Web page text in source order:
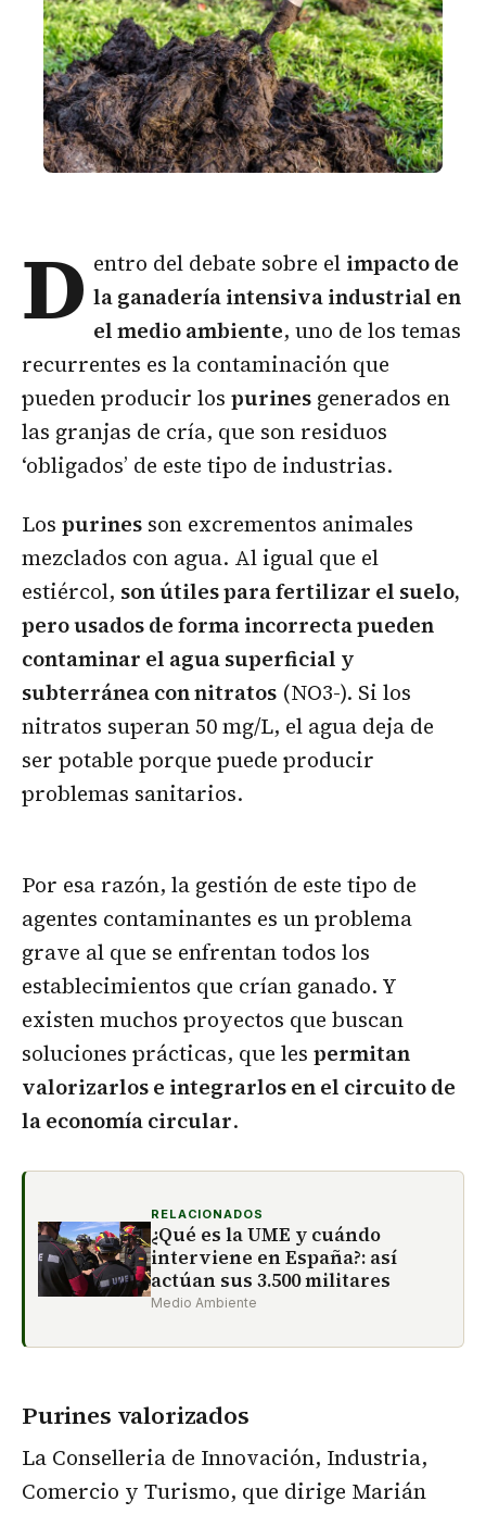
D entro del debate sobre el impacto de
la ganadería intensiva industrial en
el medio ambiente, uno de los temas
recurrentes es la contaminación que
pueden producir los purines generados en
las granjas de cría, que son residuos
‘obligados’ de este tipo de industrias.
Los purines son excrementos animales
mezclados con agua. Al igual que el
estiércol, son útiles para fertilizar el suelo,
pero usados de forma incorrecta pueden
contaminar el agua superficial y
subterránea con nitratos (NO3-). Si los
nitratos superan 50 mg/L, el agua deja de
ser potable porque puede producir
problemas sanitarios.
Por esa razón, la gestión de este tipo de
agentes contaminantes es un problema
grave al que se enfrentan todos los
establecimientos que crían ganado. Y
existen muchos proyectos que buscan
soluciones prácticas, que les permitan
valorizarlos e integrarlos en el circuito de
la economía circular.
RELACIONADOS
¿Qué es la UME y cuándo
interviene en España?: así
actúan sus 3.500 militares
Medio Ambiente
Purines valorizados
La Conselleria de Innovación, Industria,
Comercio y Turismo, que dirige Marián